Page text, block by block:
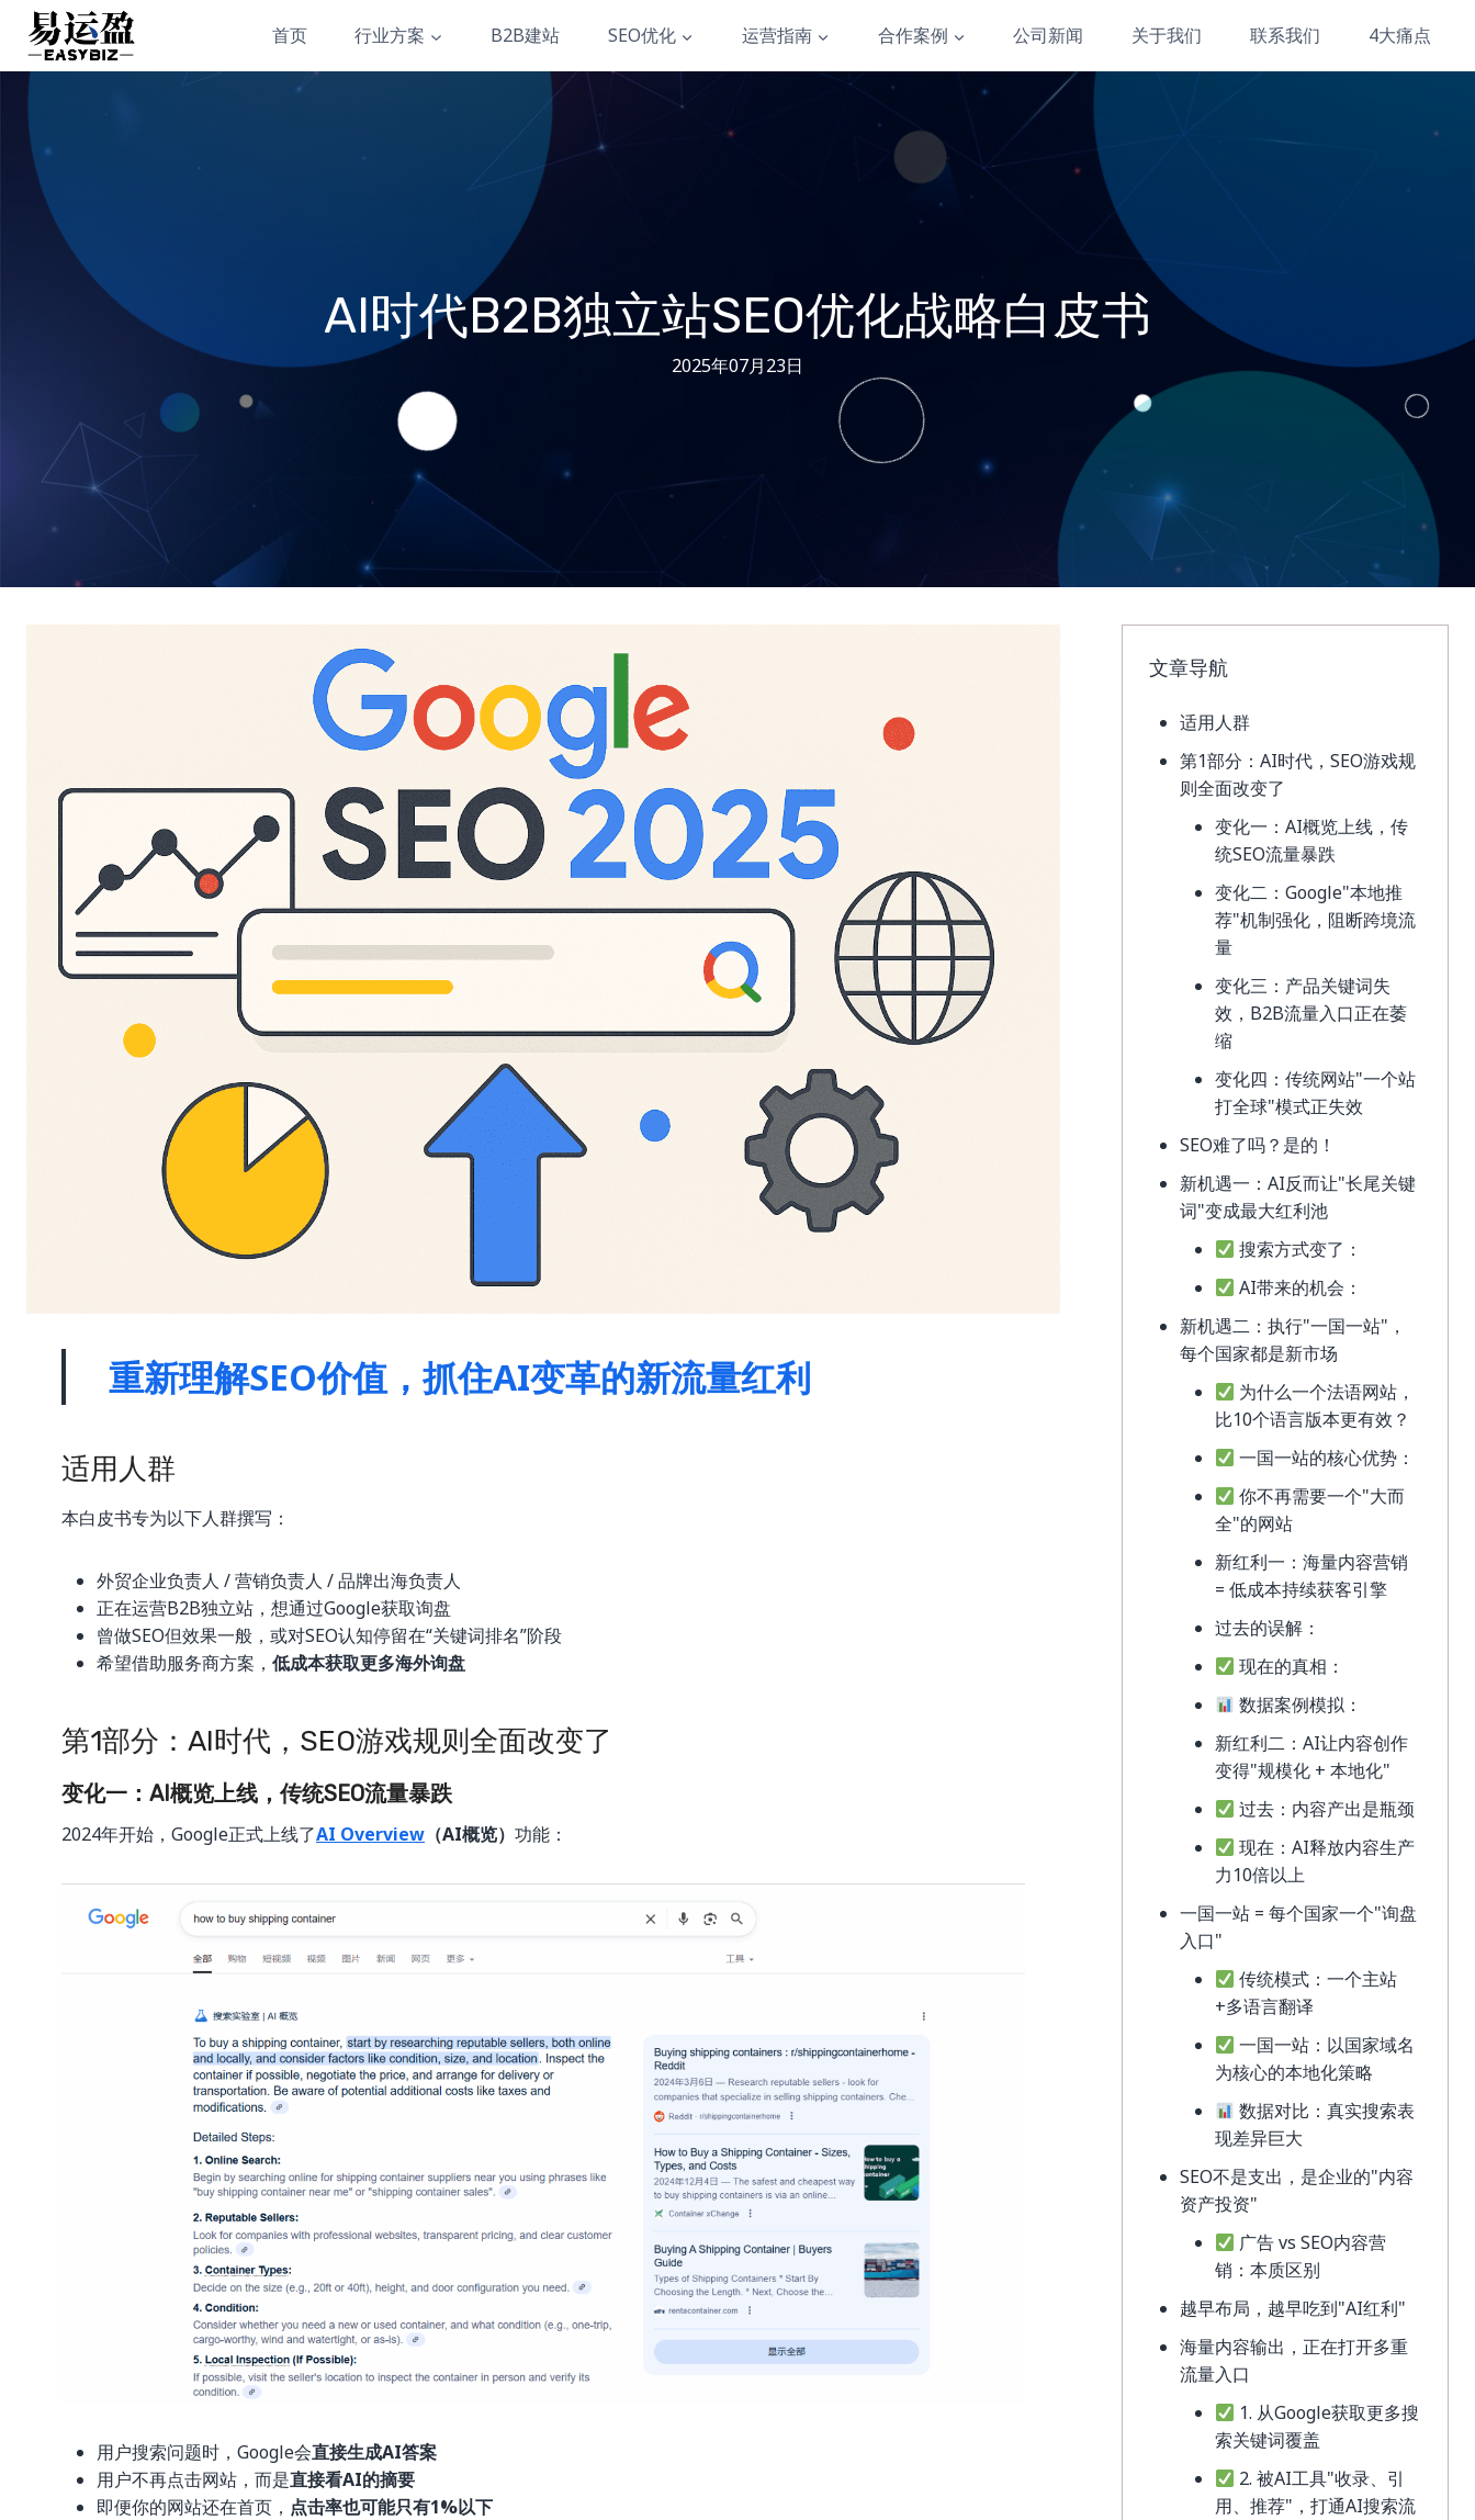
Skip
content
首页 行业方案 B2B建站 SEO优化 运营指南 合作案例 公司新闻 关于我们 联系我们 4大痛点
AI时代B2B独立站SEO优化战略白皮书
2025年07月23日
重新理解SEO价值，抓住AI变革的新流量红利
适用人群
本白皮书专为以下人群撰写：
外贸企业负责人 / 营销负责人 / 品牌出海负责人
正在运营B2B独立站，想通过Google获取询盘
曾做SEO但效果一般，或对SEO认知停留在“关键词排名”阶段
希望借助服务商方案， 低成本获取更多海外询盘
第1部分：AI时代，SEO游戏规则全面改变了
变化一：AI概览上线，传统SEO流量暴跌
2024年开始，Google正式上线了AI Overview （AI概览） 功能：
用户搜索问题时，Google会直接生成AI答案
用户不再点击网站，而是直接看AI的摘要
即便你的网站还在首页， 点击率也可能只有1%以下
文章导航
适用人群
第1部分：AI时代，SEO游戏规
则全面改变了
变化一：AI概览上线，传
统SEO流量暴跌
变化二：Google"本地推
荐"机制强化，阻断跨境流
量
变化三：产品关键词失
效，B2B流量入口正在萎
缩
变化四：传统网站"一个站
打全球"模式正失效
SEO难了吗？是的！
新机遇一：AI反而让"长尾关键
词"变成最大红利池
搜索方式变了：
AI带来的机会：
新机遇二：执行"一国一站"，
每个国家都是新市场
为什么一个法语网站，
比10个语言版本更有效？
一国一站的核心优势：
你不再需要一个"大而
全"的网站
新红利一：海量内容营销
= 低成本持续获客引擎
过去的误解：
现在的真相：
数据案例模拟：
新红利二：AI让内容创作
变得"规模化 + 本地化"
过去：内容产出是瓶颈
现在：AI释放内容生产
力10倍以上
一国一站 = 每个国家一个"询盘
入口"
传统模式：一个主站
+多语言翻译
一国一站：以国家域名
为核心的本地化策略
数据对比：真实搜索表
现差异巨大
SEO不是支出，是企业的"内容
资产投资"
广告 vs SEO内容营
销：本质区别
越早布局，越早吃到"AI红利"
海量内容输出，正在打开多重
流量入口
1. 从Google获取更多搜
索关键词覆盖
2. 被AI工具"收录、引
用、推荐"，打通AI搜索流